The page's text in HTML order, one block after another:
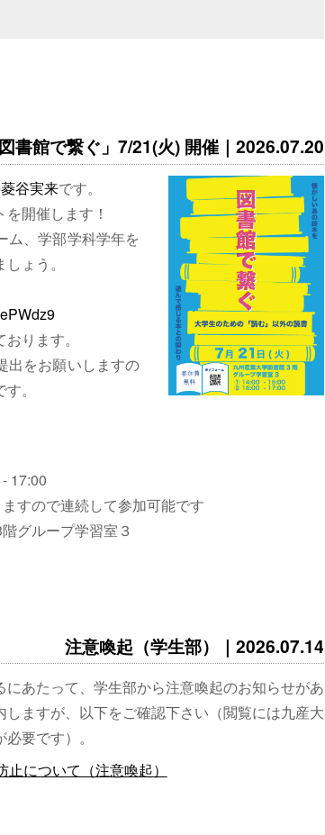
書館で繋ぐ」7/21(火) 開催｜2026.07.20
菱谷実来です。
開催します！
ム、学部学科学年を
ょう。
ります。
出をお願いしますの
。
17:00
すので連続して参加可能です
グループ学習室３
注意喚起（学生部）｜2026.07.14
あたって、学生部から注意喚起のお知らせがあ
しますが、以下をご確認下さい（閲覧には九産大
要です）。
について（注意喚起）